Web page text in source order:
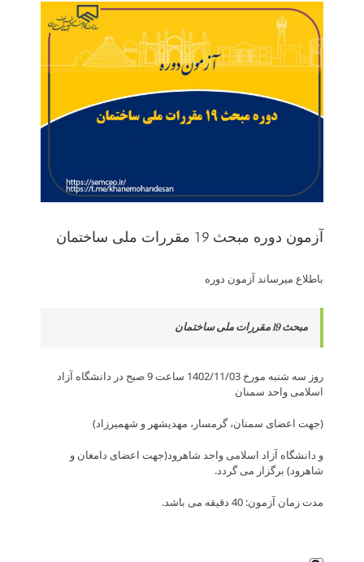
View
Larger
Image
آزمون دوره مبحث 19 مقررات ملی ساختمان
باطلاع ­می­رساند ­آزمون دوره
مبحث 19 مقررات ملی ساختمان
روز سه شنبه مورخ 1402/11/03 ساعت 9 صبح در دانشگاه آزاد
اسلامی واحد سمنان
(جهت اعضای سمنان، گرمسار، مهدیشهر و شهمیرزاد)
و دانشگاه آزاد اسلامی واحد شاهرود(جهت اعضای دامغان و
شاهرود) برگزار می گردد.
مدت زمان آزمون: 40 دقیقه می باشد.
.